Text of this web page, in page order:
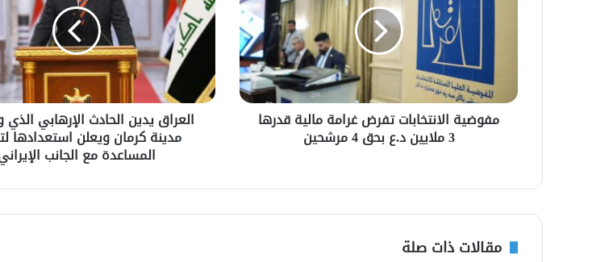
مفوضية الانتخابات تفرض غرامة مالية قدرها
3 ملايين د.ع بحق 4 مرشحين
العراق يدين الحادث الإرهابي
مدينة كرمان ويعلن استعدادها
المساعدة مع الجانب
مقالات ذات صلة